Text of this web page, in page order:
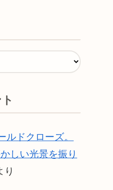
ルドクローズ。
しい光景を振り
り